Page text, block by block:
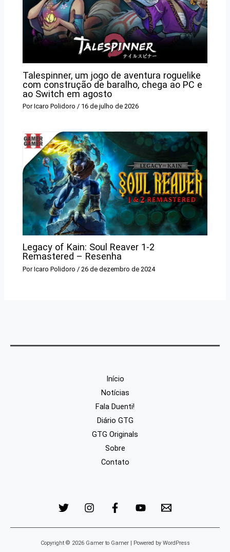
Talespinner, um jogo de aventura roguelike
com construção de baralho, chega ao PC e
ao Switch em agosto
PorIcaro Polidoro/ 16 de julho de 2026
Legacy of Kain: Soul Reaver 1-2
Remastered – Resenha
PorIcaro Polidoro / 26 de dezembro de 2024
Início
Notícias
Fala Duenti!
Diário GTG
GTG Originals
Sobre
Contato
Copyright © 2026 Gamer to Gamer | Powered by WordPress